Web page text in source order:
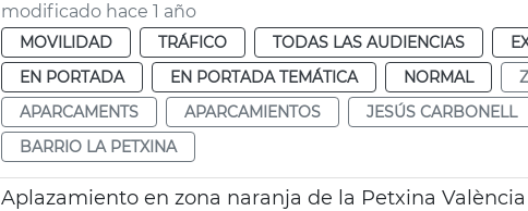
modificado hace 1 año
MOVILIDAD TRÁFICO TODAS LAS AUDIENCIAS
EN PORTADA
EN PORTADA TEMÁTICA NORMAL
APARCAMENTS
APARCAMIENTOS JESÚS CARBONELL
BARRIO LA PETXINA
Aplazamiento en zona naranja de la Petxina València